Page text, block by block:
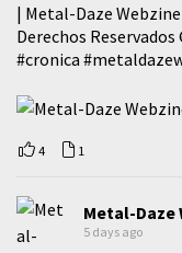
| Metal-Daze
Derechos Reservados
#cronica
4 1
Metal-Daze
5 days ago